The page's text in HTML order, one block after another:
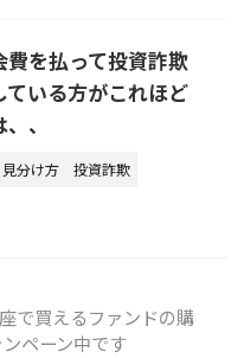
を払って投資詐欺
ている方がこれほど
、
分け方 投資詐欺
で買えるファンドの購
ペーン中です